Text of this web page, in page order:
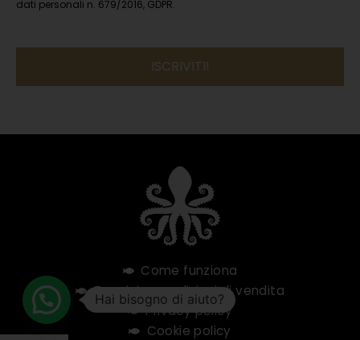
dati personali n. 679/2016, GDPR.
Come funziona
Termini e condizioni di vendita
Privacy policy
Cookie policy
Hai bisogno di aiuto?